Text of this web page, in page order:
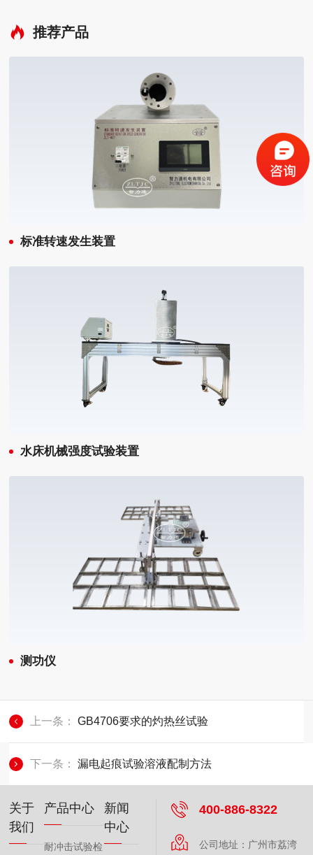
推荐产品
标准转速发生装置
水床机械强度试验装置
测功仪
上一条：GB4706要求的灼热丝试验
下一条：漏电起痕试验溶液配制方法
关于
我们
产品中心
耐冲击试验检
新闻
中心
400-886-8322
公司地址：广州市荔湾